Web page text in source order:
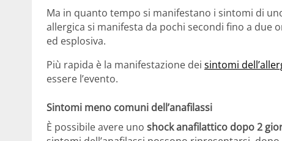
Ma in quanto tempo si manifestano i sintomi di
allergica si manifesta da pochi secondi fino a due
ed esplosiva.
Più rapida è la manifestazione dei sintomi
essere l’evento.
Sintomi meno comuni dell’anafilassi
È possibile avere uno shock anafilattico dopo 2